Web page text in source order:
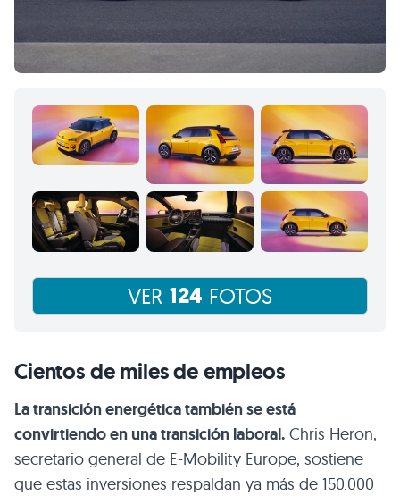
VER 124 FOTOS
Cientos de miles de empleos
La transición energética también se está
convirtiendo en una transición laboral. Chris Heron,
secretario general de E-Mobility Europe, sostiene
que estas inversiones respaldan ya más de 150.000